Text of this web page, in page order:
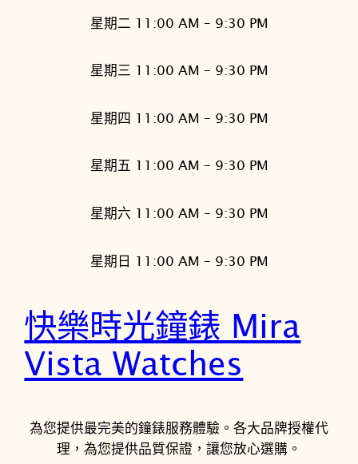
星期二 11:00 AM – 9:30 PM
星期三 11:00 AM – 9:30 PM
星期四 11:00 AM – 9:30 PM
星期五 11:00 AM – 9:30 PM
星期六 11:00 AM – 9:30 PM
星期日 11:00 AM – 9:30 PM
快樂時光鐘錶 Mira
Vista Watches
為您提供最完美的鐘錶服務體驗。各大品牌授權代
理，為您提供品質保證，讓您放心選購。